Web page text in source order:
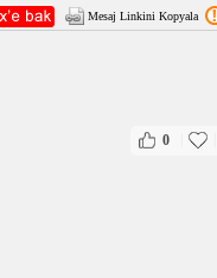
Mesaj Linkini Kopyala
0